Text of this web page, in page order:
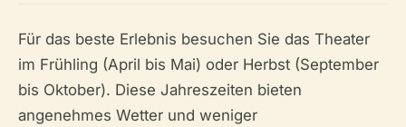
Für das beste Erlebnis besuchen Sie das Theater
im Frühling (April bis Mai) oder Herbst (September
bis Oktober). Diese Jahreszeiten bieten
angenehmes Wetter und weniger